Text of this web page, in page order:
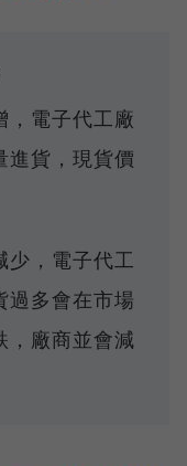
，電子代工廠
進貨，現貨價
少，電子代工
過多會在市場
，廠商並會減